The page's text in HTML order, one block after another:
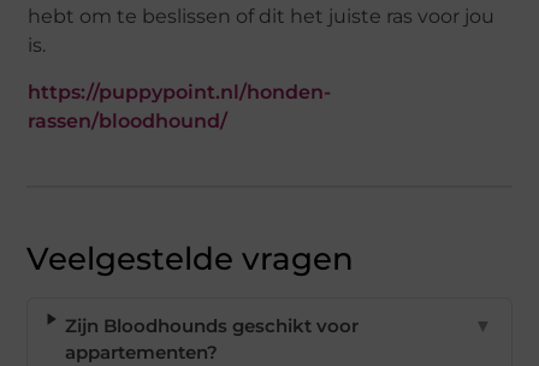
hebt om te beslissen of dit het juiste ras voor jou
is.
https://puppypoint.nl/honden-
rassen/bloodhound/
Veelgestelde vragen
Zijn Bloodhounds geschikt voor
appartementen?
▼